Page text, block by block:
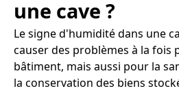
une cave ?
Le signe d'humidité dans une
causer des problèmes à la fois
bâtiment, mais aussi pour la
la conservation des biens